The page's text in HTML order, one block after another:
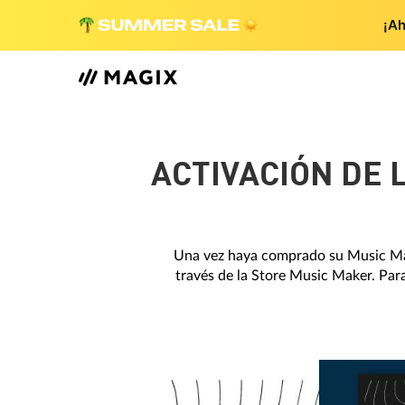
ACTIVACIÓN DE
Una vez haya comprado su Music
través de la Store Music Maker.